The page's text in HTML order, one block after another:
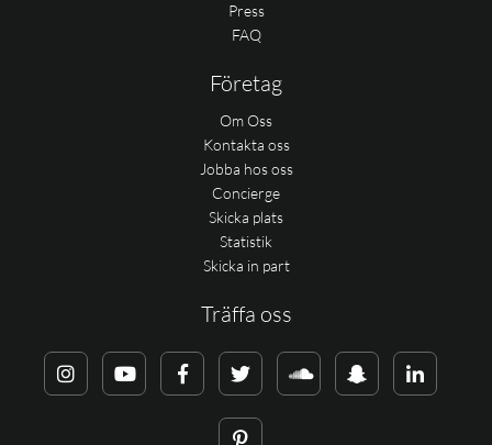
Press
FAQ
Företag
Om Oss
Kontakta oss
Jobba hos oss
Concierge
Skicka plats
Statistik
Skicka in part
Träffa oss